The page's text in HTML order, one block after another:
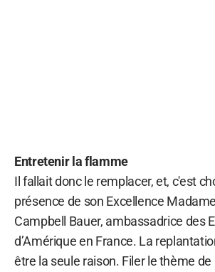
Entretenir la flamme
Il fallait donc le remplacer, et, c'est
présence de son Excellence
Campbell Bauer, ambassadrice des
d’Amérique en France. La
être la seule raison. Filer le thème de